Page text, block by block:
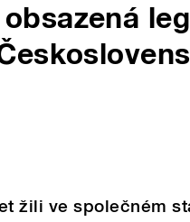
žili ve společném